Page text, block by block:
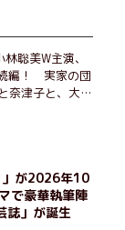
聡美W主演、
編！ 実家の団
奈津子と、大学
たり。50代
日々を描く。
が2026年10
で豪華執筆陣
誌」が誕生